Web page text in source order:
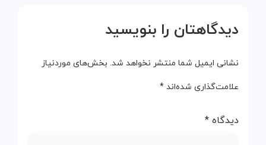
دیدگاهتان را بنویسید
نشانی ایمیل شما منتشر نخواهد شد. بخش‌های موردنیاز
علامت‌گذاری شده‌اند *
دیدگاه *